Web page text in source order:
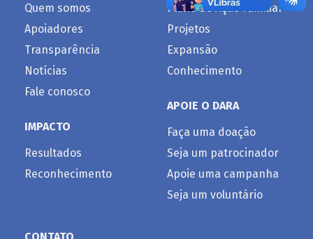
Quem somos
Apoiadores
Transparência
Notícias
Fale conosco
IMPACTO
Resultados
Reconhecimento
Plano de Ação Familiar
Projetos
Expansão
Conhecimento
APOIE O DARA
Faça uma doação
Seja um patrocinador
Apoie uma campanha
Seja um voluntário
CONTATO